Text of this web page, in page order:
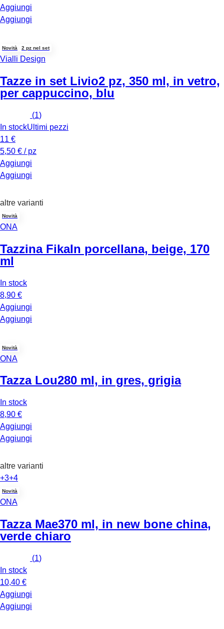
Aggiungi
Aggiungi
Novità 2 pz nel set
Vialli Design
Tazze in set Livio2 pz, 350 ml, in vetro,
per cappuccino, blu
(1)
In stockUltimi pezzi
11 €
5,50 € / pz
Aggiungi
Aggiungi
altre varianti
Novità
ONA
Tazzina FikaIn porcellana, beige, 170
ml
In stock
8,90 €
Aggiungi
Aggiungi
Novità
ONA
Tazza Lou280 ml, in gres, grigia
In stock
8,90 €
Aggiungi
Aggiungi
altre varianti
+3+4
Novità
ONA
Tazza Mae370 ml, in new bone china,
verde chiaro
(1)
In stock
10,40 €
Aggiungi
Aggiungi